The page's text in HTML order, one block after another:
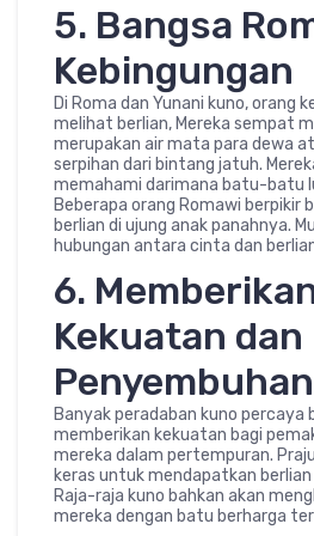
5. Bangsa
Kebingungan
Di Roma dan Yunani kuno, orang
melihat berlian, Mereka sempat
merupakan air mata para dewa
serpihan dari bintang jatuh.
memahami darimana batu-batu
Beberapa orang Romawi berpikir
berlian di ujung anak panahnya.
hubungan antara cinta dan
6.
Kekuatan dan
Penyembuhan
Banyak peradaban kuno percaya
memberikan kekuatan bagi
mereka dalam pertempuran.
keras untuk mendapatkan
Raja-raja kuno bahkan akan
mereka dengan batu berharga